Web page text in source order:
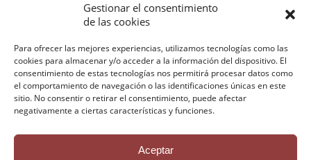
Gestionar el consentimiento
de las cookies
Para ofrecer las mejores experiencias, utilizamos tecnologías como las
cookies para almacenar y/o acceder a la información del dispositivo. El
consentimiento de estas tecnologías nos permitirá procesar datos como
el comportamiento de navegación o las identificaciones únicas en este
sitio. No consentir o retirar el consentimiento, puede afectar
negativamente a ciertas características y funciones.
Aceptar
Contactar
Política de privacidad
Avisos Legales
Política de cookies
Créditos